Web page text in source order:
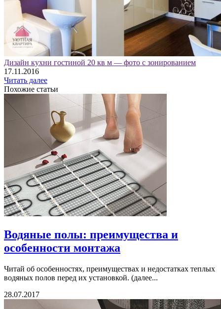
Дизайн кухни гостиной 20 кв м — фото с зонированием
17.11.2016
Читать далее
Похожие статьи
Водяные полы: преимущества и
особенности монтажа
Читай об особенностях, преимуществах и недостатках теплых
водяных полов перед их установкой. (далее...
28.07.2017